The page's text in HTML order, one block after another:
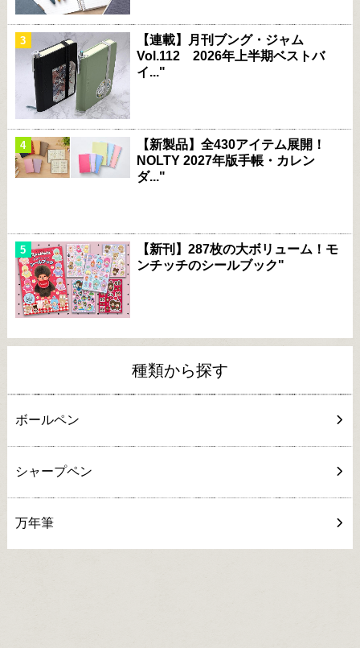
【連載】月刊ブング・ジャム
Vol.112 2026年上半期ベストバ
イ..."
【新製品】全430アイテム展開！
NOLTY 2027年版手帳・カレン
ダ..."
【新刊】287枚の大ボリューム！モ
ンチッチのシールブック"
種類から探す
ボールペン
シャープペン
万年筆